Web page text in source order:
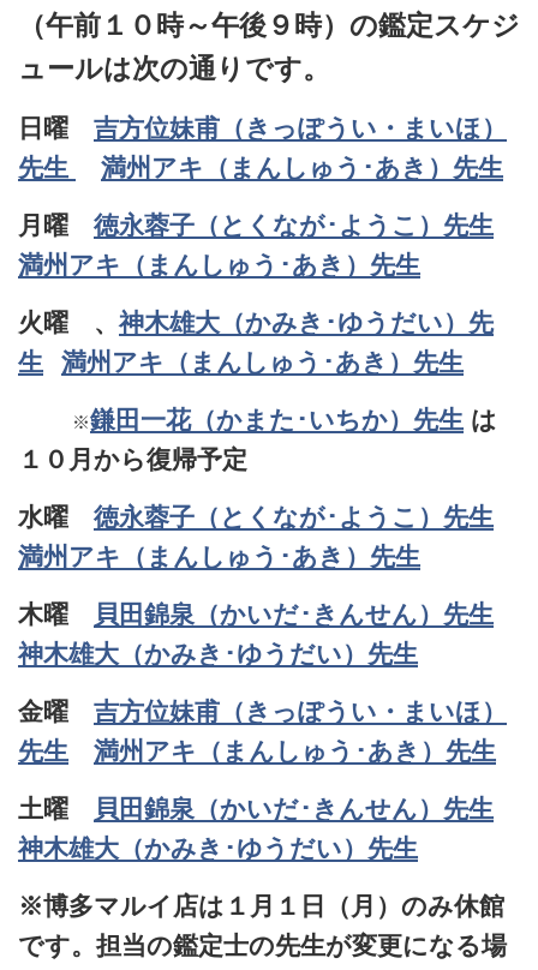
（午前１０時～午後９時）の鑑定スケジ
ュールは次の通りです。
日曜 吉方位妹甫（きっぽうい・まいほ）
先生
満州アキ（まんしゅう･あき）先生
月曜 徳永蓉子（とくなが･ようこ）先生
満州アキ（まんしゅう･あき）先生
火曜 、神木雄大（かみき･ゆうだい）先
生
満州アキ（まんしゅう･あき）先生
※鎌田一花（かまた･いちか）先生 は
１０月から復帰予定
水曜 徳永蓉子（とくなが･ようこ）先生
満州アキ（まんしゅう･あき）先生
木曜
貝田錦泉（かいだ･きんせん）先生
神木雄大（かみき･ゆうだい）先生
金曜 吉方位妹甫（きっぽうい・まいほ）
先生
満州アキ（まんしゅう･あき）先生
土曜
貝田錦泉（かいだ･きんせん）先生
神木雄大（かみき･ゆうだい）先生
※博多マルイ店は１月１日（月）のみ休館
です。担当の鑑定士の先生が変更になる場